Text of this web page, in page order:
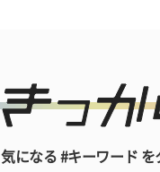
気になる #キーワード を